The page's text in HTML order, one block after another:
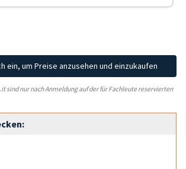
ein, um Preise anzusehen und einzukaufen
sind nur nach Anmeldung auf der für Fachleute reservierten